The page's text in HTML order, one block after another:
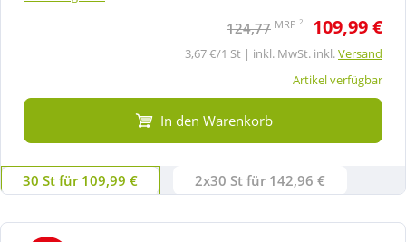
124,77 MRP 2 109,99 €
3,67 €/1 St | inkl. MwSt. inkl.Versand
Artikel verfügbar
In den Warenkorb
30 St für 109,99 € 2x30 St für 142,96 €